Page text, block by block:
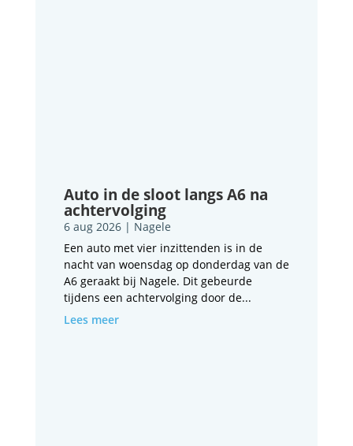
Auto in de sloot langs A6 na
achtervolging
6 aug 2026| Nagele
Een auto met vier inzittenden is in de
nacht van woensdag op donderdag van de
A6 geraakt bij Nagele. Dit gebeurde
tijdens een achtervolging door de...
Lees meer